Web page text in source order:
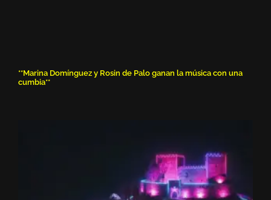
**Marina Domínguez y Rosin de Palo ganan la música con una
cumbia**